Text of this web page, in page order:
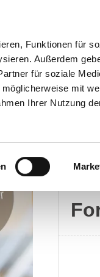
Funktionen für
Außerdem
für soziale
mit
Ihrer Nutzung